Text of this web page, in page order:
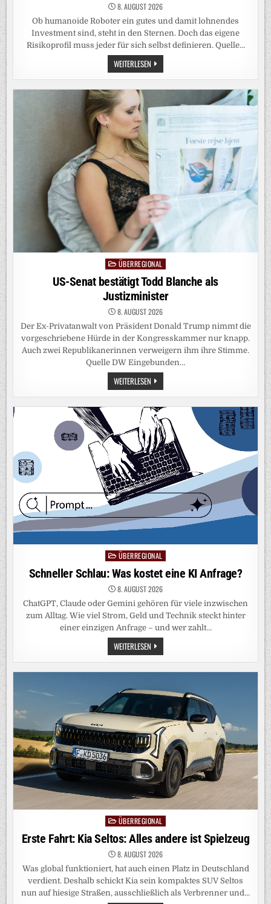
8. AUGUST 2026
Ob humanoide Roboter ein gutes und damit lohnendes
Investment sind, steht in den Sternen. Doch das eigene
Risikoprofil muss jeder für sich selbst definieren. Quelle…
WEITERLESEN TECH-
AKTIEN:
DAS
NÄCHSTE
PostedÜBERREGIONAL
US-Senat bestätigt Todd Blanche als
Justizminister
8. AUGUST 2026
Der Ex-Privatanwalt von Präsident Donald Trump nimmt die
vorgeschriebene Hürde in der Kongresskammer nur knapp.
Auch zwei Republikanerinnen verweigern ihm ihre Stimme.
Quelle DW Eingebunden…
WEITERLESEN US-
SENAT
BESTÄTIGT
TODD
BLANCHE
ALS
JUSTIZMINISTER
Posted
in
ÜBERREGIONAL
Schneller Schlau: Was kostet eine KI Anfrage?
8. AUGUST 2026
ChatGPT, Claude oder Gemini gehören für viele inzwischen
zum Alltag. Wie viel Strom, Geld und Technik steckt hinter
einer einzigen Anfrage – und wer zahlt…
WEITERLESEN SCHNELLER
SCHLAU:
WAS
KOSTET
ANFRAGE?
Posted
in
ÜBERREGIONAL
Erste Fahrt: Kia Seltos: Alles andere ist Spielzeug
8. AUGUST 2026
Was global funktioniert, hat auch einen Platz in Deutschland
verdient. Deshalb schickt Kia sein kompaktes SUV Seltos
nun auf hiesige Straßen, ausschließlich als Verbrenner und…